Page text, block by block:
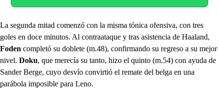
La segunda mitad comenzó con la misma tónica ofensiva, con tres
goles en doce minutos. Al contraataque y tras asistencia de Haaland,
Foden completó su doblete (m.48), confirmando su regreso a su mejor
nivel. Doku, que merecía su tanto, hizo el quinto (m.54) con ayuda de
Sander Berge, cuyo desvío convirtió el remate del belga en una
parábola imposible para Leno.